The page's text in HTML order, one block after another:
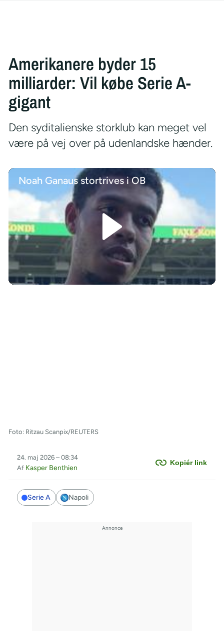
Amerikanere byder 15
milliarder: Vil købe Serie A-
gigant
Den syditalienske storklub kan meget vel
være på vej over på udenlandske hænder.
Noah Ganaus stortrives i OB
/
Foto: Ritzau Scanpix/REUTERS
Kopiér link
24. maj 2026 – 08:34
Af Kasper Benthien
Serie A Napoli